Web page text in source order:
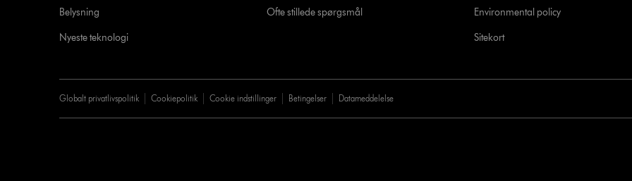
Belysning
Nyeste teknologi
Ofte stillede spørgsmål Environmental policy
Sitekort
Globalt privatlivspolitik Cookiepolitik Cookie indstillinger Betingelser Datameddelelse